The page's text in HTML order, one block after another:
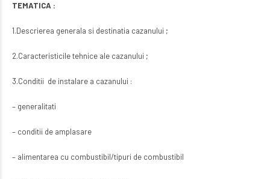
TEMATICA :
1.Descrierea generala si destinatia cazanului ;
2.Caracteristicile tehnice ale cazanului ;
3.Conditii de instalare a cazanului :
– generalitati
– conditii de amplasare
– alimentarea cu combustibil/tipuri de combustibil